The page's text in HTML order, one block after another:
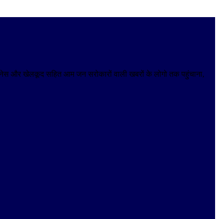
और खेलकूद सहित आम जन सरोकारों वाली खबरों के लोगो तक पहुंचाना,